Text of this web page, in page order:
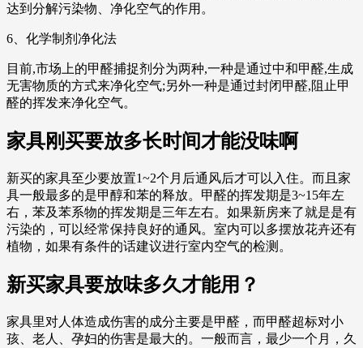
达到分解污染物、净化空气的作用。
6、化学制剂净化法
目前,市场上的甲醛捕捉剂分为两种,一种是通过中和甲醛,生成
无害物质的方式来净化空气;另外一种是通过封闭甲醛,阻止甲
醛的挥发来净化空气。
家具刚买要放多长时间才能没味啊
新买的家具至少要放置1~2个月后通风后才可以入住。而且家
具一般最多的是甲醇和苯的释放。甲醛的挥发期是3~15年左
右，苯及苯系物的挥发期是三年左右。如果新房来了就是是有
污染的，可以经常保持良好的通风。室内可以多摆放花卉还有
植物，如果有条件的话建议进行室内空气的检测。
新买家具要放味多久才能用？
家具里对人体造成伤害的成分主要是甲醛，而甲醛超标对小
孩、老人、孕妇的伤害是最大的。一般而言，最少一个月，久